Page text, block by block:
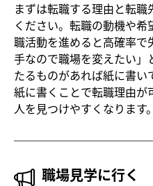
まずは転職する理由と転
ください。転職の動機や
職活動を進めると高確率で
手なので職場を変えたい」
たるものがあれば紙に書い
紙に書くことで転職理由
人を見つけやすくなります。
職場見学に行く